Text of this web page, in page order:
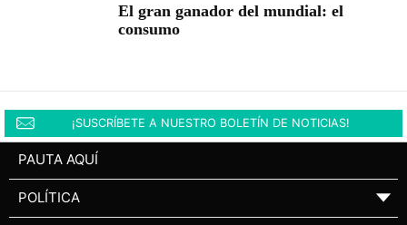
El gran ganador del mundial: el
consumo
¡SUSCRÍBETE A NUESTRO BOLETÍN DE NOTICIAS!
PAUTA AQUÍ
POLÍTICA ▼